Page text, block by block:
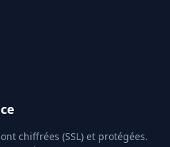
chiffrées (SSL) et protégées.